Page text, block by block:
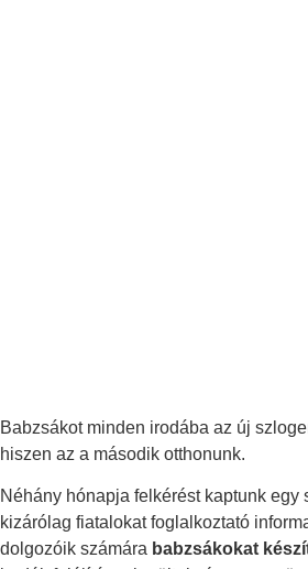
Babzsákot minden irodába az új
hiszen az a második otthonunk.
Néhány hónapja felkérést kaptunk egy
kizárólag fiatalokat foglalkoztató
dolgozóik számára babzsákokat